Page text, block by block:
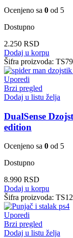
Ocenjeno sa 0 od 5
Dostupno
2.250 RSD
Dodaj u korpu
Šifra proizvoda:
Uporedi
Brzi pregled
Dodaj u listu želja
DualSense
edition
Ocenjeno sa 0 od 5
Dostupno
8.990 RSD
Dodaj u korpu
Šifra proizvoda: TS12
Uporedi
Brzi pregled
Dodaj u listu želja